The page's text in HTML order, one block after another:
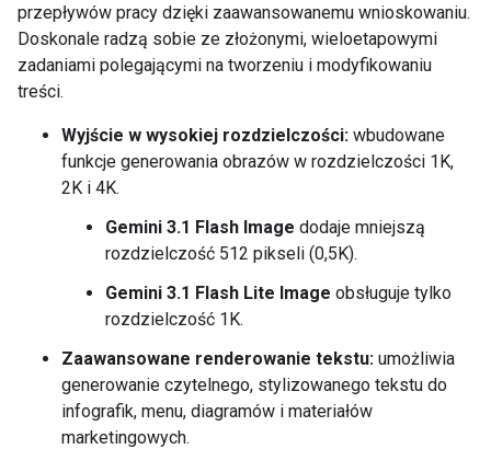
przepływów pracy dzięki zaawansowanemu wnioskowaniu.
Doskonale radzą sobie ze złożonymi, wieloetapowymi
zadaniami polegającymi na tworzeniu i modyfikowaniu
treści.
Wyjście w wysokiej rozdzielczości: wbudowane
funkcje generowania obrazów w rozdzielczości 1K,
2K i 4K.
Gemini 3.1 Flash Image dodaje mniejszą
rozdzielczość 512 pikseli (0,5K).
Gemini 3.1 Flash Lite Image obsługuje tylko
rozdzielczość 1K.
Zaawansowane renderowanie tekstu: umożliwia
generowanie czytelnego, stylizowanego tekstu do
infografik, menu, diagramów i materiałów
marketingowych.